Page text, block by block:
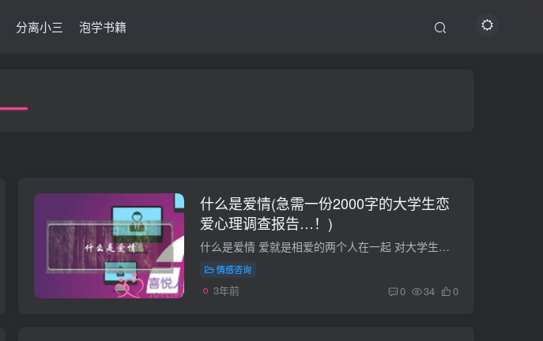
分离小三 泡学书籍
什么是爱情(急需一份2000字的大学生恋
爱心理调查报告…！)
什么是爱情 爱就是相爱的两个人在一起 对大学生爱情观与恋爱行为的看法大学应该找一个能理解并支持自己的人，将来一旦分手了，也可以做蓝颜知己急需一份2000字的大学生恋爱心理调查报告…！法国...
情感咨询
3年前 0 34 0